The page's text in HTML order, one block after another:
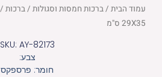
עמוד הבית/ברכות חמסות וסגולות/ברכות
29X35 ס"מ
SKU: AY-82173
צבע:
חומר: פרספקס